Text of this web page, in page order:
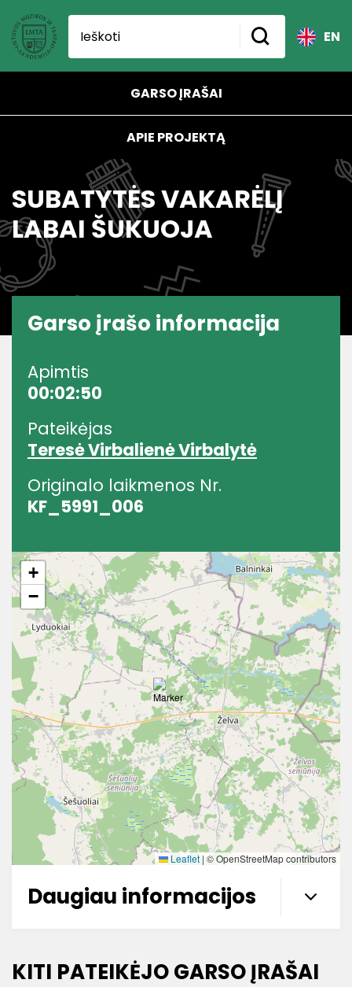
EN
GARSO ĮRAŠAI
APIE PROJEKTĄ
SUBATYTĖS VAKARĖLĮ
LABAI ŠUKUOJA
Garso įrašo informacija
Apimtis
00:02:50
Pateikėjas
Teresė Virbalienė Virbalytė
Originalo laikmenos Nr.
KF_5991_006
+
−
Leaflet | © OpenStreetMap contributors
Daugiau informacijos
KITI PATEIKĖJO GARSO ĮRAŠAI